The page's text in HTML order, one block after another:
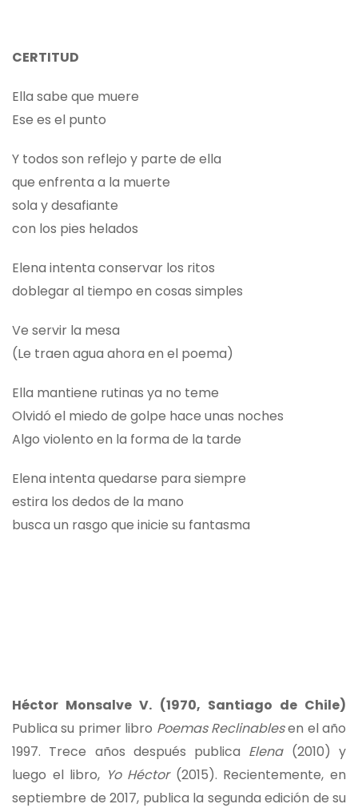
CERTITUD
Ella sabe que muere
Ese es el punto
Y todos son reflejo y parte de ella
que enfrenta a la muerte
sola y desafiante
con los pies helados
Elena intenta conservar los ritos
doblegar al tiempo en cosas simples
Ve servir la mesa
(Le traen agua ahora en el poema)
Ella mantiene rutinas ya no teme
Olvidó el miedo de golpe hace unas noches
Algo violento en la forma de la tarde
Elena intenta quedarse para siempre
estira los dedos de la mano
busca un rasgo que inicie su fantasma
Héctor Monsalve V. (1970, Santiago de Chile)
Publica su primer libro Poemas Reclinablesen el año
1997. Trece años después publica Elena(2010) y
luego el libro, Yo Héctor(2015). Recientemente, en
septiembre de 2017, publica la segunda edición de su